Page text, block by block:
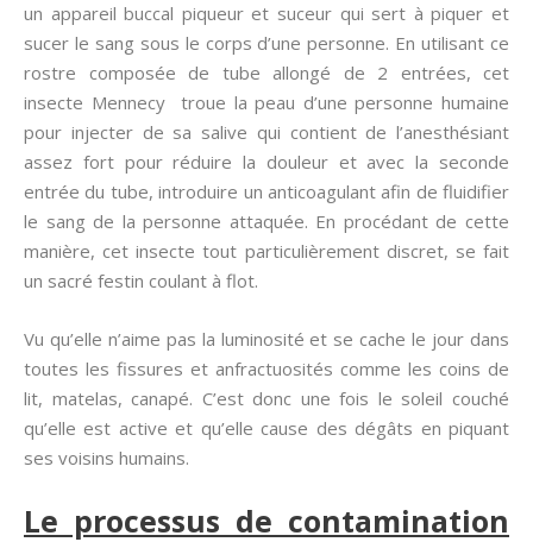
un appareil buccal piqueur et suceur qui sert à piquer et
sucer le sang sous le corps d’une personne. En utilisant ce
rostre composée de tube allongé de 2 entrées, cet
insecte Mennecy troue la peau d’une personne humaine
pour injecter de sa salive qui contient de l’anesthésiant
assez fort pour réduire la douleur et avec la seconde
entrée du tube, introduire un anticoagulant afin de fluidifier
le sang de la personne attaquée. En procédant de cette
manière, cet insecte tout particulièrement discret, se fait
un sacré festin coulant à flot.
Vu qu’elle n’aime pas la luminosité et se cache le jour dans
toutes les fissures et anfractuosités comme les coins de
lit, matelas, canapé. C’est donc une fois le soleil couché
qu’elle est active et qu’elle cause des dégâts en piquant
ses voisins humains.
Le processus de contamination